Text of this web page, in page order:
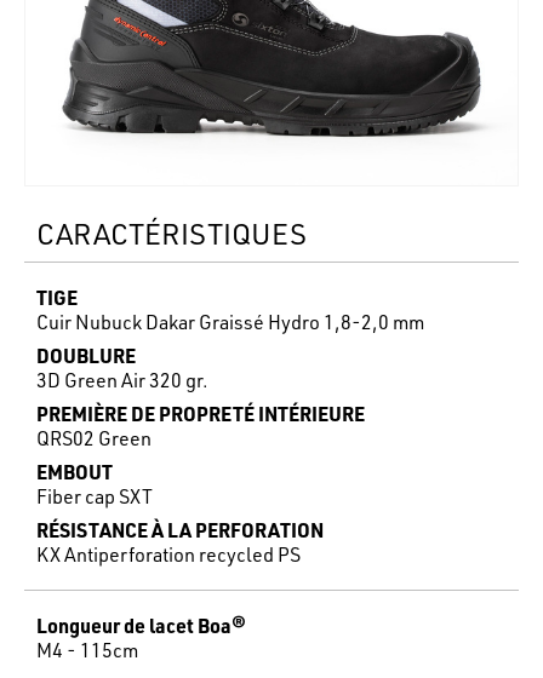
CARACTÉRISTIQUES
TIGE
Cuir Nubuck Dakar Graissé Hydro 1,8-2,0 mm
DOUBLURE
3D Green Air 320 gr.
PREMIÈRE DE PROPRETÉ INTÉRIEURE
QRS02 Green
EMBOUT
Fiber cap SXT
RÉSISTANCE À LA PERFORATION
KX Antiperforation recycled PS
Longueur de lacet Boa®
M4 - 115cm